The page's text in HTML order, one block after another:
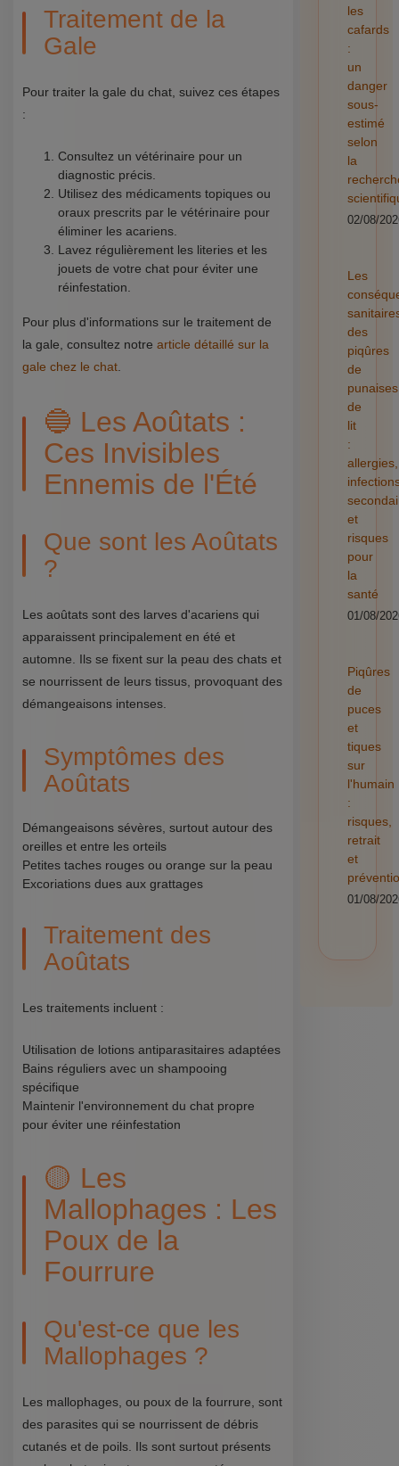
Traitement de la
Gale
Pour traiter la gale du chat, suivez ces étapes
:
Consultez un vétérinaire pour un
diagnostic précis.
Utilisez des médicaments topiques ou
oraux prescrits par le vétérinaire pour
éliminer les acariens.
Lavez régulièrement les literies et les
jouets de votre chat pour éviter une
réinfestation.
Pour plus d'informations sur le traitement de
la gale, consultez notre article détaillé sur la
gale chez le chat
🔵 Les Aoûtats :
Ces Invisibles
Ennemis de l'Été
Que sont les Aoûtats
?
Les aoûtats sont des larves d'acariens qui
apparaissent principalement en été et
automne. Ils se fixent sur la peau des chats et
se nourrissent de leurs tissus, provoquant des
démangeaisons intenses.
Symptômes des
Aoûtats
Démangeaisons sévères, surtout autour des
oreilles et entre les orteils
Petites taches rouges ou orange sur la peau
Excoriations dues aux grattages
Traitement des
Aoûtats
Les traitements incluent :
Utilisation de lotions antiparasitaires adaptées
Bains réguliers avec un shampooing
spécifique
Maintenir l'environnement du chat propre
pour éviter une réinfestation
🟡 Les
Mallophages : Les
Poux de la
Fourrure
Qu'est-ce que les
Mallophages ?
Les mallophages, ou poux de la fourrure, sont
des parasites qui se nourrissent de débris
cutanés et de poils. Ils sont surtout présents
les
cafards
:
un
danger
sous-
estimé
selon
la
02/08/
Les
des
piqûres
de
punaises
de
lit
:
allergies,
et
risques
pour
la
santé
01/08/
Piqûres
de
puces
et
tiques
sur
l'humain
:
risques,
retrait
et
01/08/